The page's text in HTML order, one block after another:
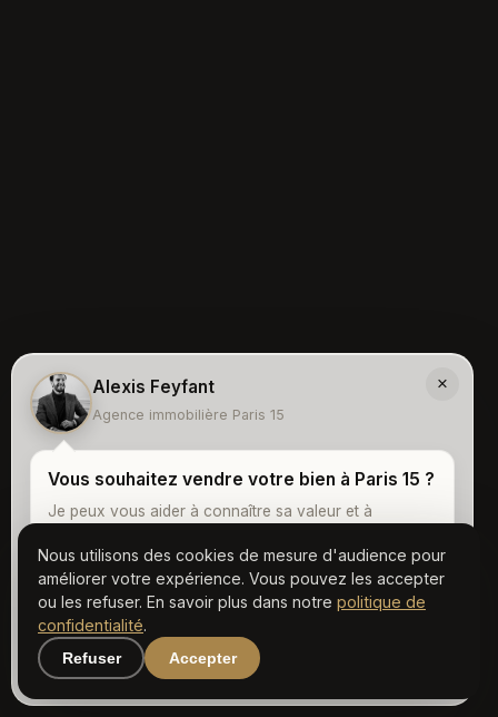
Nous utilisons des cookies de mesure d'audience pour
améliorer votre expérience. Vous pouvez les accepter
ou les refuser. En savoir plus dans notre politique de
confidentialité.
Refuser Accepter
×
Alexis Feyfant
Agence immobilière Paris 15
Vous souhaitez vendre votre bien à Paris 15 ?
Je peux vous aider à connaître sa valeur et à
Faire estimer mon bien
Appeler